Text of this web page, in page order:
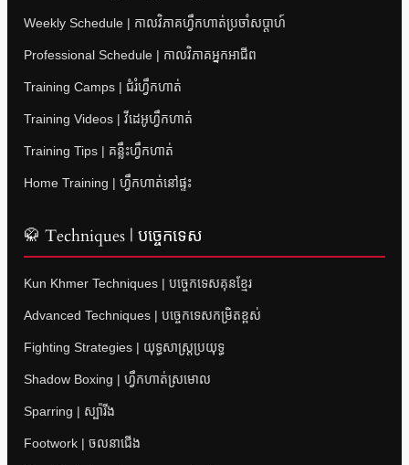
Weekly Schedule | កាលវិភាគហ្វឹកហាត់ប្រចាំសប្តាហ៍
Professional Schedule | កាលវិភាគអ្នកអាជីព
Training Camps | ជំរំហ្វឹកហាត់
Training Videos | វីដេអូហ្វឹកហាត់
Training Tips | គន្លឹះហ្វឹកហាត់
Home Training | ហ្វឹកហាត់នៅផ្ទះ
🥋 Techniques | បច្ចេកទេស
Kun Khmer Techniques | បច្ចេកទេសគុនខ្មែរ
Advanced Techniques | បច្ចេកទេសកម្រិតខ្ពស់
Fighting Strategies | យុទ្ធសាស្ត្រប្រយុទ្ធ
Shadow Boxing | ហ្វឹកហាត់ស្រមោល
Sparring | ស្ប៉ារីង
Footwork | ចលនាជើង